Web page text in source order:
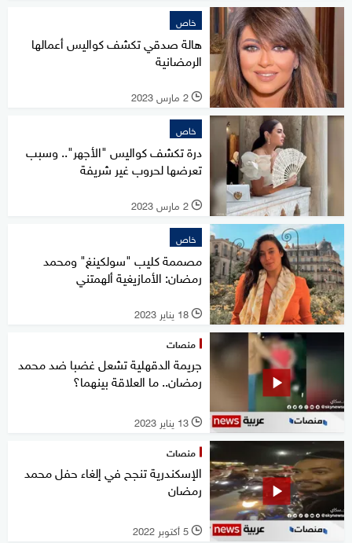
خاص
هالة صدقي تكشف كواليس أعمالها
الرمضانية
l 2 مارس 2023
خاص
درة تكشف كواليس "الأجهر".. وسبب
تعرضها لحروب غير شريفة
l 2 مارس 2023
خاص
مصممة كليب "سولكينغ" ومحمد
رمضان: الأمازيغية ألهمتني
l 18 يناير 2023
منصات
جريمة الدقهلية تشعل غضبا ضد محمد
رمضان.. ما العلاقة بينهما؟
l 13 يناير 2023
منصات
الإسكندرية تنجح في إلغاء حفل محمد
رمضان
l 5 أكتوبر 2022